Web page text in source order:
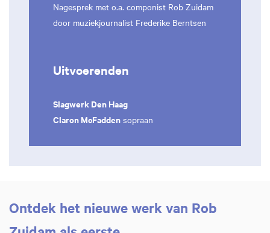
Nagesprek met o.a. componist Rob Zuidam
door muziekjournalist Frederike Berntsen
Uitvoerenden
Slagwerk Den Haag
Claron McFadden sopraan
Ontdek het nieuwe werk van Rob